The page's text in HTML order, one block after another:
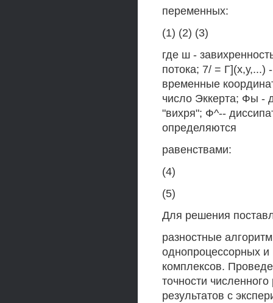
переменных:
(1) (2) (3)
где ш -
потока; 7/ = Г](х,у,...)
временные
число Эккерта; Фы -
"вихря"; Ф^--
определяются
равенствами:
(4)
(5)
Для решения
разностные
однопроцессорных
комплексов.
точности
результатов с